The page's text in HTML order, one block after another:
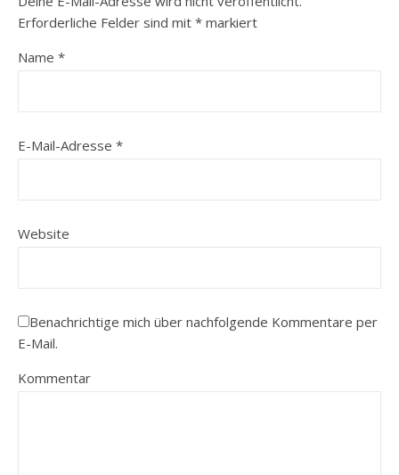
Erforderliche Felder sind mit * markiert
Name *
E-Mail-Adresse *
Website
Benachrichtige mich über nachfolgende Kommentare per
E-Mail.
Kommentar